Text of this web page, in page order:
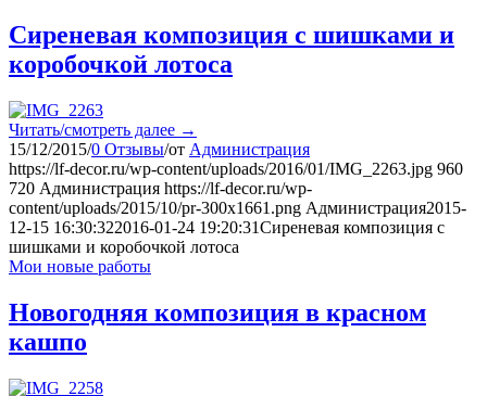
Сиреневая композиция с шишками и
коробочкой лотоса
Читать/смотреть далее →
15/12/2015/0 Отзывы/от Администрация
https://lf-decor.ru/wp-content/uploads/2016/01/IMG_2263.jpg 960
720 Администрация https://lf-decor.ru/wp-
content/uploads/2015/10/pr-300x1661.png Администрация2015-
12-15 16:30:322016-01-24 19:20:31Сиреневая композиция с
шишками и коробочкой лотоса
Мои новые работы
Новогодняя композиция в красном
кашпо